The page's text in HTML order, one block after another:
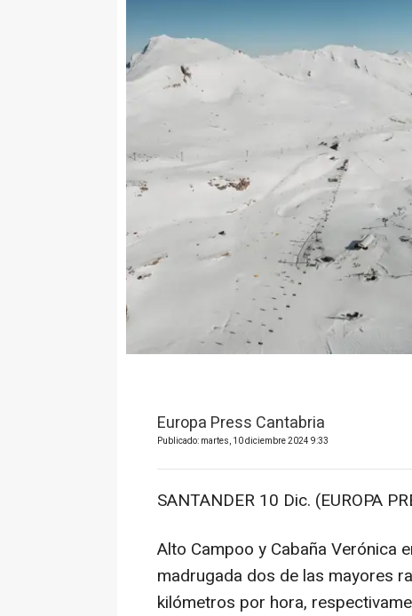
Europa Press Cantabria
Publicado: martes, 10 diciembre 2024 9:33
SANTANDER 10 Dic. (EUROPA
Alto Campoo y Cabaña Verónica
madrugada dos de las mayores
kilómetros por hora,